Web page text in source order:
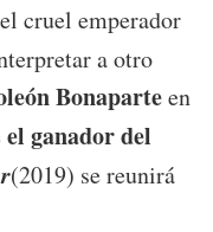
cruel emperador
a otro
Bonaparteen
el ganador del
(2019) se reunirá